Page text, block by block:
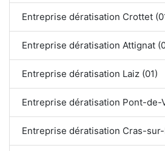
Entreprise dératisation Crottet
Entreprise dératisation Attignat
Entreprise dératisation Laiz (01)
Entreprise dératisation Pont-de-
Entreprise dératisation Cras-